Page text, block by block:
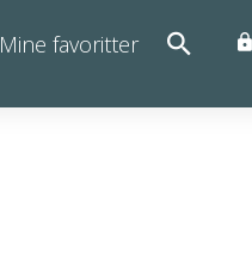
Mine favoritter